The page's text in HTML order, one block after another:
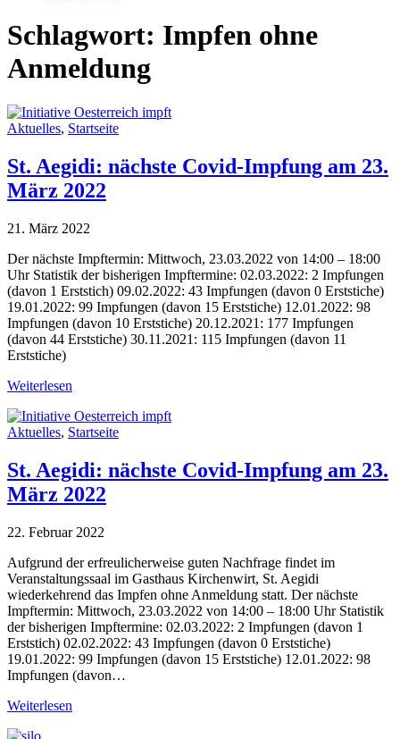
Schlagwort: Impfen ohne
Anmeldung
Aktuelles, Startseite
St. Aegidi: nächste Covid-Impfung am 23.
März 2022
21. März 2022
Der nächste Impftermin: Mittwoch, 23.03.2022 von 14:00 – 18:00
Uhr Statistik der bisherigen Impftermine: 02.03.2022: 2 Impfungen
(davon 1 Erststich) 09.02.2022: 43 Impfungen (davon 0 Erststiche)
19.01.2022: 99 Impfungen (davon 15 Erststiche) 12.01.2022: 98
Impfungen (davon 10 Erststiche) 20.12.2021: 177 Impfungen
(davon 44 Erststiche) 30.11.2021: 115 Impfungen (davon 11
Erststiche)
Weiterlesen
Aktuelles, Startseite
St. Aegidi: nächste Covid-Impfung am 23.
März 2022
22. Februar 2022
Aufgrund der erfreulicherweise guten Nachfrage findet im
Veranstaltungssaal im Gasthaus Kirchenwirt, St. Aegidi
wiederkehrend das Impfen ohne Anmeldung statt. Der nächste
Impftermin: Mittwoch, 23.03.2022 von 14:00 – 18:00 Uhr Statistik
der bisherigen Impftermine: 02.03.2022: 2 Impfungen (davon 1
Erststich) 02.02.2022: 43 Impfungen (davon 0 Erststiche)
19.01.2022: 99 Impfungen (davon 15 Erststiche) 12.01.2022: 98
Impfungen (davon…
Weiterlesen